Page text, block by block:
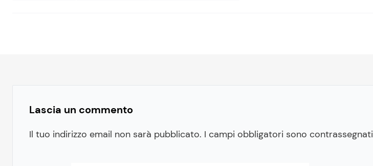
Lascia un commento
Il tuo indirizzo email non sarà pubblicato. I campi obbligatori sono contrassegnati